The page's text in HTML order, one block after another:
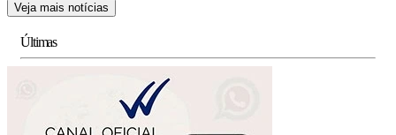
Veja mais notícias
Últimas